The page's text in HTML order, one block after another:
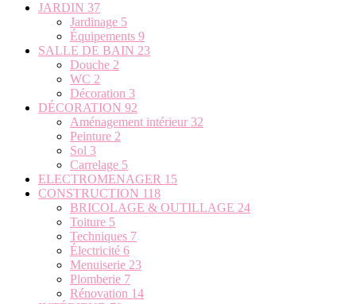
JARDIN 37
Jardinage 5
Équipements 9
SALLE DE BAIN 23
Douche 2
WC 2
Décoration 3
DÉCORATION 92
Aménagement intérieur 32
Peinture 2
Sol 3
Carrelage 5
ELECTROMENAGER 15
CONSTRUCTION 118
BRICOLAGE & OUTILLAGE 24
Toiture 5
Techniques 7
Électricité 6
Menuiserie 23
Plomberie 7
Rénovation 14